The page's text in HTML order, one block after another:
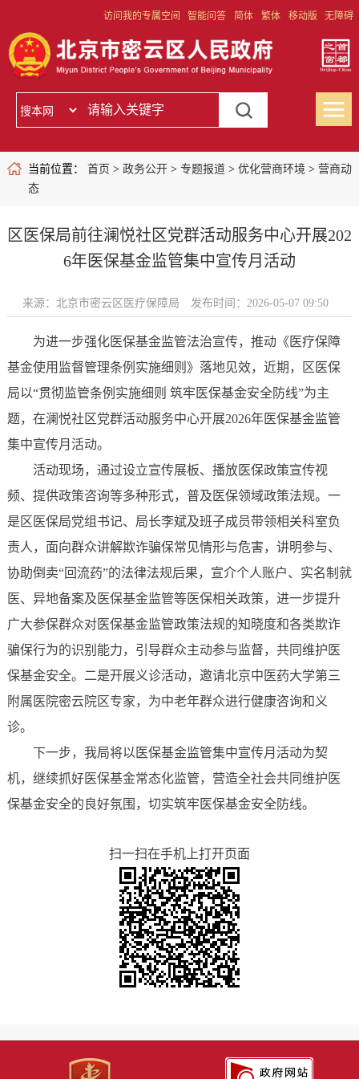
访问我的专属空间 智能问答 简体 繁体 移动版 无障碍
当前位置： 首页 > 政务公开> 专题报道> 优化营商环境 > 营商动
态
区医保局前往澜悦社区党群活动服务中心开展202
6年医保基金监管集中宣传月活动
来源：北京市密云区医疗保障局 发布时间：2026-05-07 09:50
为进一步强化医保基金监管法治宣传，推动《医疗保障
基金使用监督管理条例实施细则》落地见效，近期，区医保
局以“贯彻监管条例实施细则 筑牢医保基金安全防线”为主
题，在澜悦社区党群活动服务中心开展2026年医保基金监管
集中宣传月活动。
活动现场，通过设立宣传展板、播放医保政策宣传视
频、提供政策咨询等多种形式，普及医保领域政策法规。一
是区医保局党组书记、局长李斌及班子成员带领相关科室负
责人，面向群众讲解欺诈骗保常见情形与危害，讲明参与、
协助倒卖“回流药”的法律法规后果，宣介个人账户、实名制就
医、异地备案及医保基金监管等医保相关政策，进一步提升
广大参保群众对医保基金监管政策法规的知晓度和各类欺诈
骗保行为的识别能力，引导群众主动参与监督，共同维护医
保基金安全。二是开展义诊活动，邀请北京中医药大学第三
附属医院密云院区专家，为中老年群众进行健康咨询和义
诊。
下一步，我局将以医保基金监管集中宣传月活动为契
机，继续抓好医保基金常态化监管，营造全社会共同维护医
保基金安全的良好氛围，切实筑牢医保基金安全防线。
扫一扫在手机上打开页面